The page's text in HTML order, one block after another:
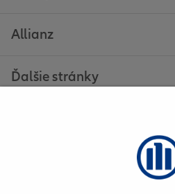
Allianz
Ďalšie stránky